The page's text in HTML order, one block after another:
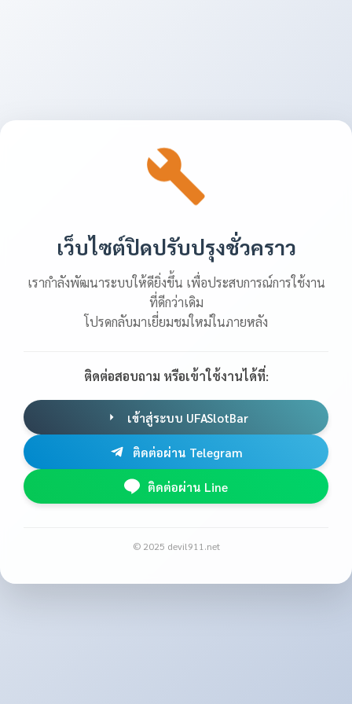
เว็บไซต์ปิดปรับปรุงชั่วคราว
เรากำลังพัฒนาระบบให้ดียิ่งขึ้น เพื่อประสบการณ์การใช้งาน
ที่ดีกว่าเดิม
โปรดกลับมาเยี่ยมชมใหม่ในภายหลัง
ติดต่อสอบถาม หรือเข้าใช้งานได้ที่:
เข้าสู่ระบบ UFASlotBar
ติดต่อผ่าน Telegram
ติดต่อผ่าน Line
© 2025 devil911.net